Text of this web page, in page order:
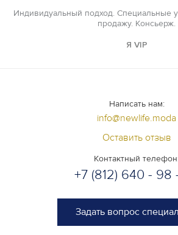
Индивидуальный подход. Специальные
продажу. Консьерж.
Я VIP
Написать нам:
info@newlife.moda
Оставить отзыв
Контактный
+7 (812) 640 - 98
Задать вопрос